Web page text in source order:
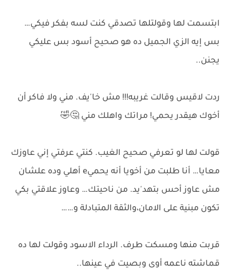
ابتسمت لها وقولتلها تصدقي كنت لسه بفكر فيكي…
بس إيه الزي الجميل ده هو صحيح أسود بس عليكي
يجنن..
ردت لاقيس وقالت غريبه!!! مش خا'يف. مني ولا فاكر أن
أخوك هيقدر يحمي! مراتك واهلك مني 🤔🤣
قولت لها لو تعرفي صحيح الغيب. كنتي عرفتي إني عاوزك
معايا… أنا طلبت من أخويا أنه يحميe أهلي وده علشان
مش عاوز أحس بتهد'يد. من ناحيتك… وعاوز علاقتي بكي
تكون مبنية على الامان،والثقة المتبادلة و……
قربت منها ومسكت طرف. الرداء الاسود وقولت لها ده
قماشته ناعمه أوى وبصيت في عينها..